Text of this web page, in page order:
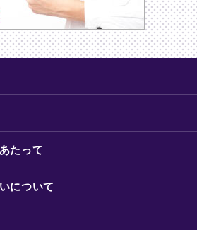
たって
について